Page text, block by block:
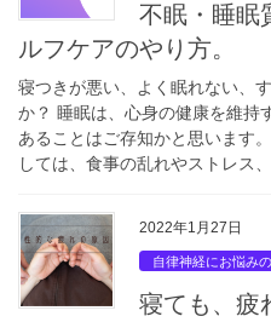
不眠・睡眠
ルフケアのやり方。
寝つきが悪い、よく眠れない、
か？ 睡眠は、心身の健康を維持
あることはご存知かと思います
しては、食事の乱れやストレス
2022年1月27日
自律神経にお悩み
寝ても、疲